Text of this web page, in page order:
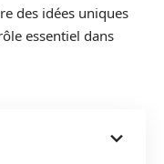
des idées uniques
essentiel dans